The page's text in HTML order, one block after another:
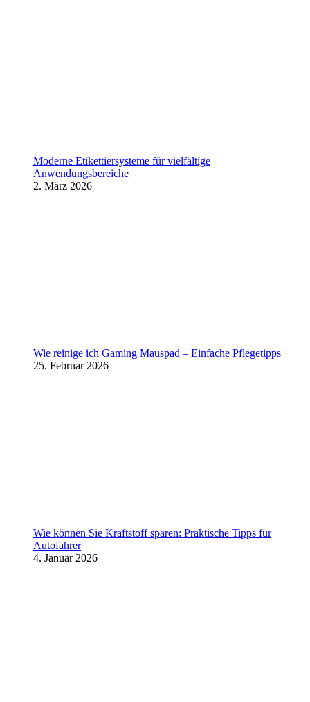
Moderne Etikettiersysteme für vielfältige
Anwendungsbereiche
2. März 2026
Wie reinige ich Gaming Mauspad – Einfache Pflegetipps
25. Februar 2026
Wie können Sie Kraftstoff sparen: Praktische Tipps für
Autofahrer
4. Januar 2026